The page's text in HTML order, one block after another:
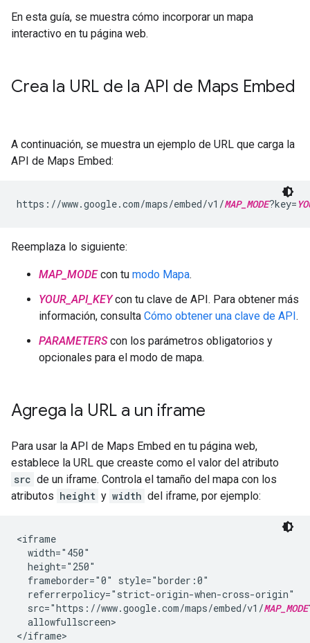
En esta guía, se muestra cómo incorporar un mapa
interactivo en tu página web.
Crea la URL de la API de Maps Embed
A continuación, se muestra un ejemplo de URL que carga la
API de Maps Embed:
https://www.google.com/maps/embed/v1/MAP_MODE?key=
Reemplaza lo siguiente:
MAP_MODEcon tu modo Mapa.
YOUR_API_KEYcon tu clave de API. Para obtener más
información, consulta Cómo obtener una clave de API.
PARAMETERScon los parámetros obligatorios y
opcionales para el modo de mapa.
Agrega la URL a un iframe
Para usar la API de Maps Embed en tu página web,
establece la URL que creaste como el valor del atributo
src de un iframe. Controla el tamaño del mapa con los
atributos height y width del iframe, por ejemplo:
<iframe
  width="450"
  height="250"
  frameborder="0" style="border:0"
  referrerpolicy="strict-origin-when-cross-origin"
  src="https://www.google.com/maps/embed/v1/
MAP_MODE
  allowfullscreen>
</iframe>